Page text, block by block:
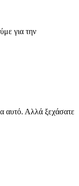
για την
αυτό. Αλλά ξεχάσατε